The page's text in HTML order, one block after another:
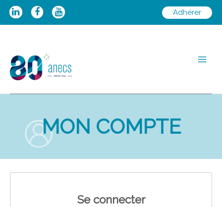
Aller
Adhérer
MON COMPTE
Se connecter